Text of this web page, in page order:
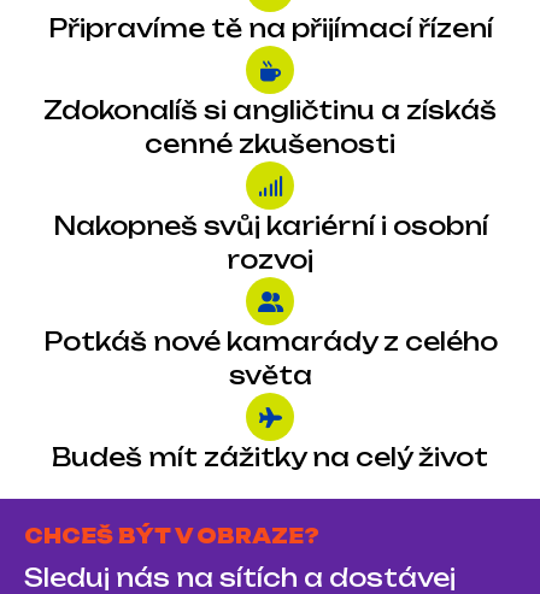
Připravíme tě na přijímací řízení
Zdokonalíš si angličtinu a získáš
cenné zkušenosti
Nakopneš svůj kariérní i osobní
rozvoj
Potkáš nové kamarády z celého
světa
Budeš mít zážitky na celý život
CHCEŠ BÝT V OBRAZE?
Sleduj nás na sítích a dostávej